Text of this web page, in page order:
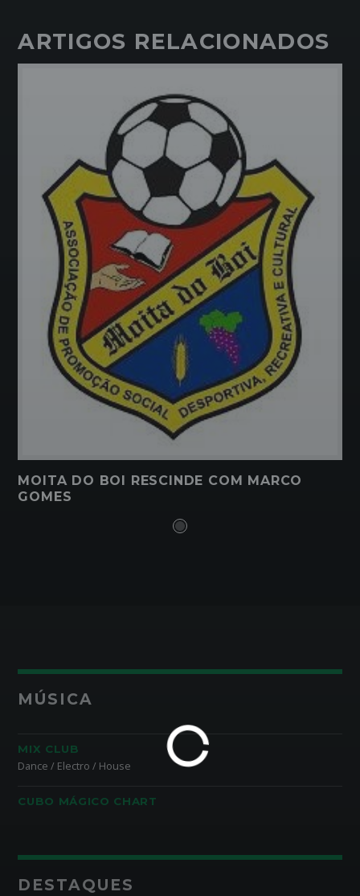
ARTIGOS RELACIONADOS
MOITA DO BOI RESCINDE COM MARCO
GOMES
MÚSICA
MIX CLUB
Dance / Electro / House
CUBO MÁGICO CHART
DESTAQUES